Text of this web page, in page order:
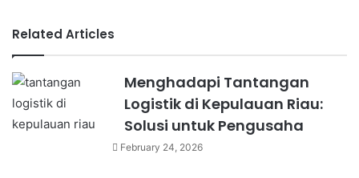
Related Articles
Menghadapi Tantangan
Logistik di Kepulauan Riau:
Solusi untuk Pengusaha
February 24, 2026